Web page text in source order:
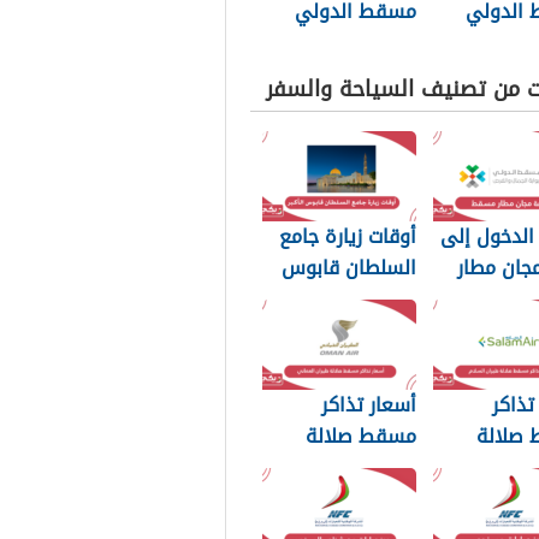
مسقط الدولي
من تصنيف السياحة والسفر
إلى
مطار
أوقات زيارة جامع
السلطان قابوس
الأكبر 2026
أسعار تذاكر
مسقط صلالة
طيران العماني
2026